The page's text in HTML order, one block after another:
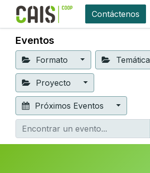
Contáctenos
Eventos
Formato Temática
Proyecto
Próximos Eventos